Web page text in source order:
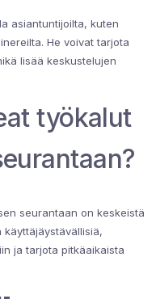
asiantuntijoilta, kuten
He voivat tarjota
lisää keskustelujen
työkalut
seurantaan on keskeistä
käyttäjäystävällisiä,
ja tarjota pitkäaikaista